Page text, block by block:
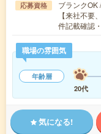
応募資格
ブランクOK
【来社不要
件記載確認
職場の雰囲気
年齢層
20代
気になる!